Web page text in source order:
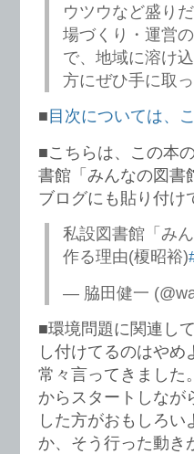
ウツウなど盛り
場づくり・運営
で、地域に溶け
方にぜひ手に取
■ 目次については、
■こちらは、この本
書館「みんなの図書
ブログにも貼り付け
私設図書館「み
作る理由(榎昭裕)
— 脇田健一
■環境問題に関連し
し付けてるのはや
常々言ってきました
からスタートしなが
した方がおもしろ
か、そう行った動き